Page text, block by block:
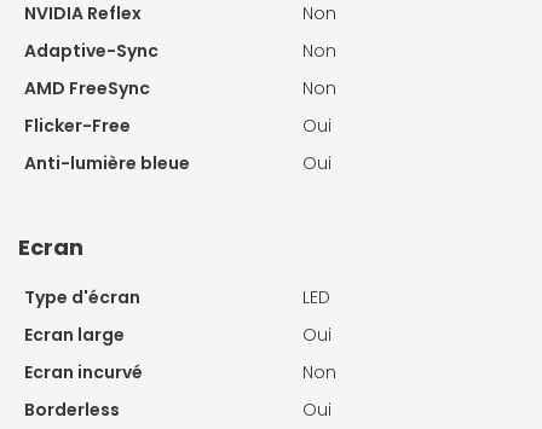
NVIDIA Reflex
Non
Adaptive-Sync
Non
AMD FreeSync
Non
Flicker-Free
Oui
Anti-lumière bleue
Oui
Ecran
Type d'écran
LED
Ecran large
Oui
Ecran incurvé
Non
Borderless
Oui